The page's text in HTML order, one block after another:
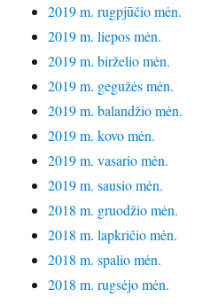
2019 m. rugpjūčio mėn.
2019 m. liepos mėn.
2019 m. birželio mėn.
2019 m. gegužės mėn.
2019 m. balandžio mėn.
2019 m. kovo mėn.
2019 m. vasario mėn.
2019 m. sausio mėn.
2018 m. gruodžio mėn.
2018 m. lapkričio mėn.
2018 m. spalio mėn.
2018 m. rugsėjo mėn.